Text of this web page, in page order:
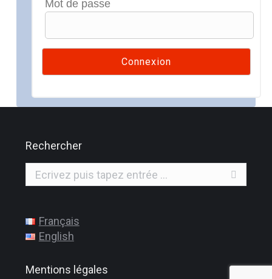
Mot de passe
Rechercher
Recherche
:
Français
English
Mentions légales